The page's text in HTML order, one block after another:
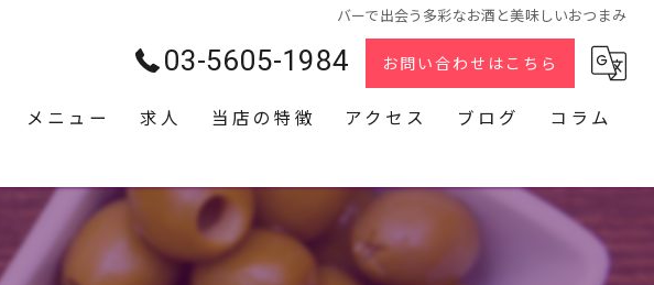
バーで出会う多彩なお酒と美味しいおつまみ
03-5605-1984 お問い合わせはこちら
メニュー 求人 当店の特徴
スナック
2次会
アクセス ブログ コラム